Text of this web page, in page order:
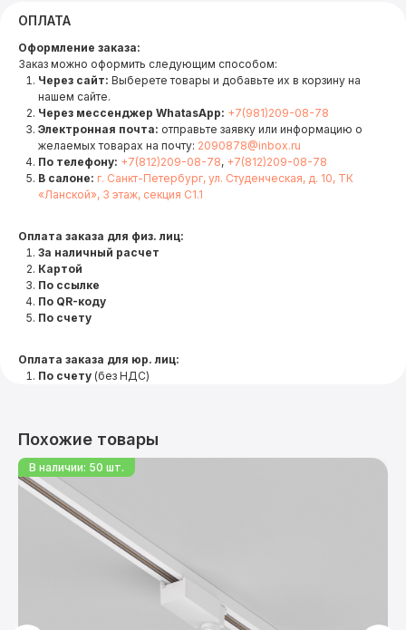
ОПЛАТА
Оформление заказа:
Заказ можно оформить следующим способом:
Через сайт: Выберете товары и добавьте их в корзину на
нашем сайте.
Через мессенджер WhatasApp: +7(981)209-08-78
Электронная почта: отправьте заявку или информацию о
желаемых товарах на почту: 2090878@inbox.ru
По телефону: +7(812)209-08-78, +7(812)209-08-78
В салоне: г. Санкт-Петербург, ул. Студенческая, д. 10, ТК
«Ланской», 3 этаж, секция С1.1
Оплата заказа для физ. лиц:
За наличный расчет
Картой
По ссылке
По QR-коду
По счету
Оплата заказа для юр. лиц:
По счету (без НДС)
Похожие товары